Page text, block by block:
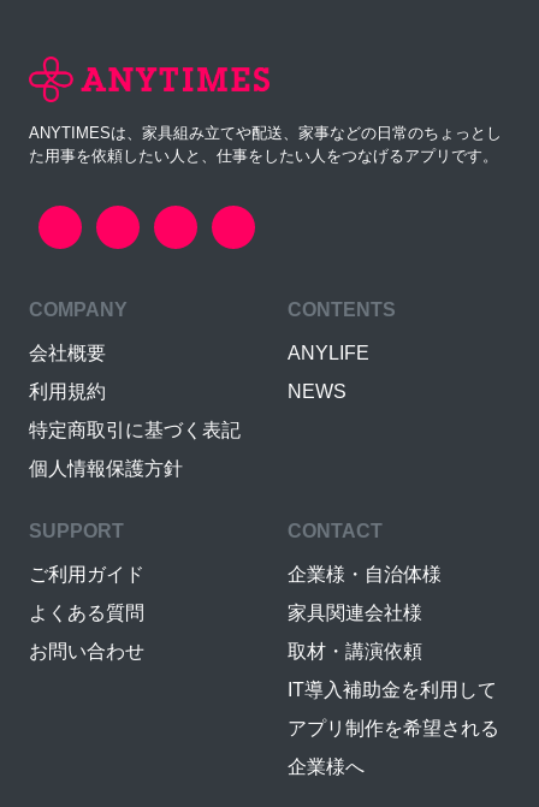
ANYTIMESは、家具組み立てや配送、家事などの日常のちょっとし
た用事を依頼したい人と、仕事をしたい人をつなげるアプリです。
COMPANY
会社概要
利用規約
特定商取引に基づく表記
個人情報保護方針
CONTENTS
ANYLIFE
NEWS
SUPPORT
ご利用ガイド
よくある質問
お問い合わせ
CONTACT
企業様・自治体様
家具関連会社様
取材・講演依頼
IT導入補助金を利用して
アプリ制作を希望される
企業様へ